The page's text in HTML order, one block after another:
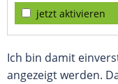
jetzt aktivieren
Ich bin damit
angezeigt werden.